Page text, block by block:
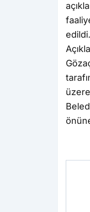
edildi.
üzere